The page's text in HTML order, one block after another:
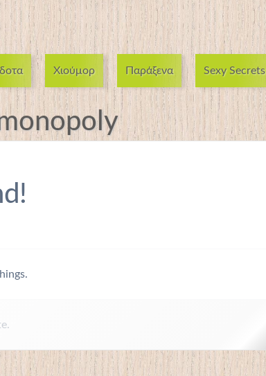
Χιούμορ Παράξενα Sexy Secrets